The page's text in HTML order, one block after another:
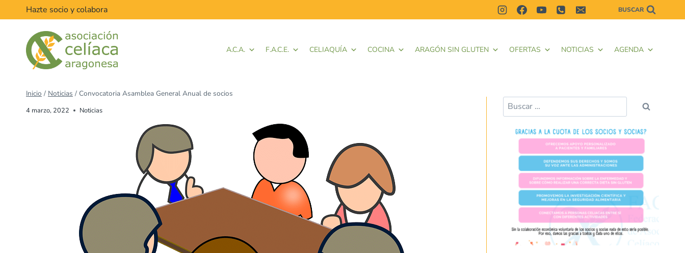
Hazte socio y colabora BUSCAR
A.C.A. F.A.C.E. CELIAQUÍA COCINA ARAGÓN SIN GLUTEN OFERTAS NOTICIAS AGENDA
Inicio / Noticias / Convocatoria Asamblea General Anual de socios
4 marzo, 2022 Noticias